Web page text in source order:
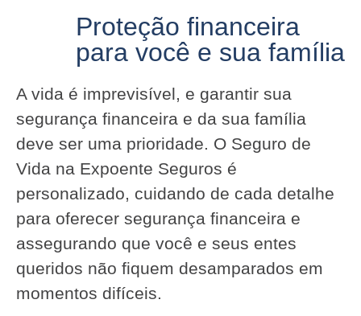
Proteção financeira
para você e sua família
A vida é imprevisível, e garantir sua
segurança financeira e da sua família
deve ser uma prioridade. O Seguro de
Vida na Expoente Seguros é
personalizado, cuidando de cada detalhe
para oferecer segurança financeira e
assegurando que você e seus entes
queridos não fiquem desamparados em
momentos difíceis.